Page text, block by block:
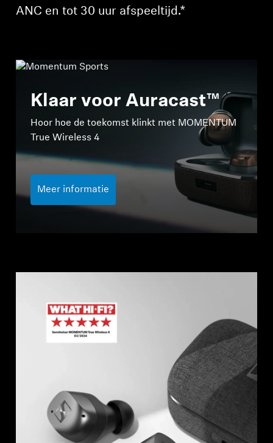
ANC en tot 30 uur afspeeltijd.*
Klaar voor Auracast™
Hoor hoe de toekomst klinkt met MOMENTUM
True Wireless 4
Meer informatie